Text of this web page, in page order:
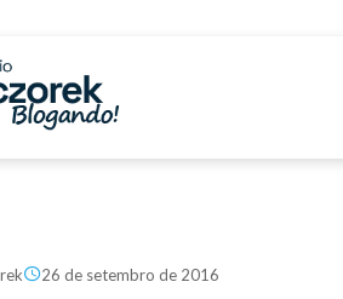
26 de setembro de 2016